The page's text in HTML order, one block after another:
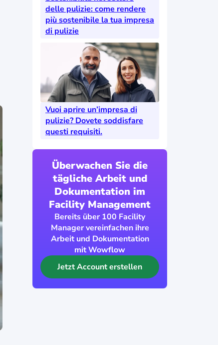
delle pulizie: come rendere
più sostenibile la tua impresa
di pulizie
Vuoi aprire un’impresa di
pulizie? Dovete soddisfare
questi requisiti.
Überwachen Sie die
tägliche Arbeit und
Dokumentation im
Facility Management
Bereits über 100 Facility
Manager vereinfachen ihre
Arbeit und Dokumentation
mit Wowflow
Jetzt Account erstellen